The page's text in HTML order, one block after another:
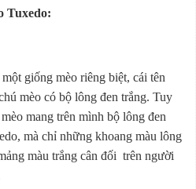
Tuxedo:
giống mèo riêng biệt, cái tên
mèo có bộ lông đen trắng. Tuy
mang trên mình bộ lông đen
mà chỉ những khoang màu lông
màu trắng cân đối trên người